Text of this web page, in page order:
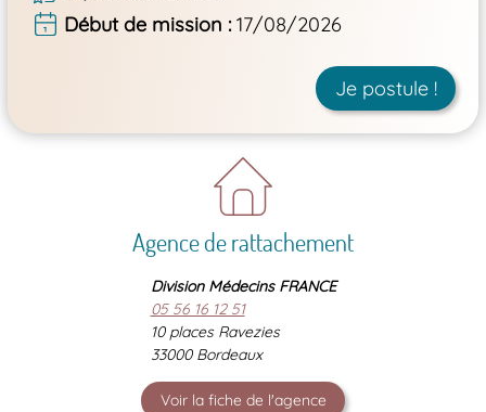
Début de mission
17/08/2026
Je postule !
Agence de rattachement
Division Médecins FRANCE
05 56 16 12 51
10 places Ravezies
33000 Bordeaux
Voir la fiche de l'agence